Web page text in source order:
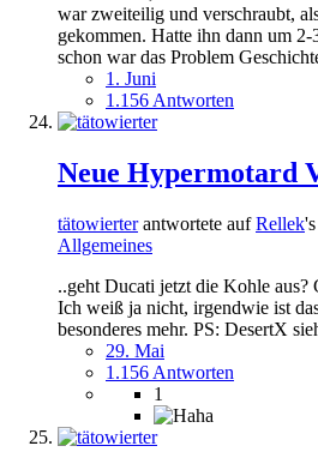
war zweiteilig und verschraubt,
gekommen. Hatte ihn dann um
schon war das Problem
1. Juni
1.156 Antworten
Neue Hypermotard
tätowierterantwortete aufRellek
Allgemeines
..geht Ducati jetzt die Kohle aus?
Ich weiß ja nicht, irgendwie ist
besonderes mehr. PS: DesertX
29. Mai
1.156 Antworten
1